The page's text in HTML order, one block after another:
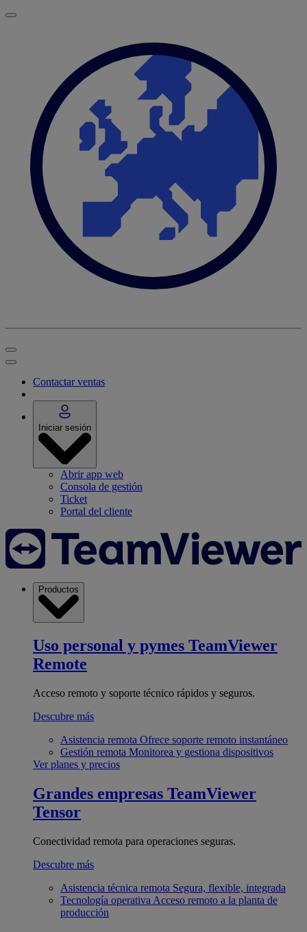
Contactar ventas
Iniciar sesión
Abrir app web
Consola de gestión
Ticket
Portal del cliente
Productos
Uso personal y pymes TeamViewer
Remote
Acceso remoto y soporte técnico rápidos y seguros.
Descubre más
Asistencia remota Ofrece soporte remoto instantáneo
Gestión remota Monitorea y gestiona dispositivos
Ver planes y precios
Grandes empresas TeamViewer
Tensor
Conectividad remota para operaciones seguras.
Descubre más
Asistencia técnica remota Segura, flexible, integrada
Tecnología operativa Acceso remoto a la planta de
producción